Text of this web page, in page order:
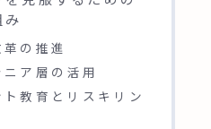
の推進
ア層の活用
教育とリスキリン